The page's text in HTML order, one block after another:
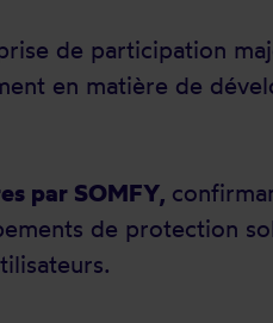
prise de participation
en matière de
par SOMFY,
de protection